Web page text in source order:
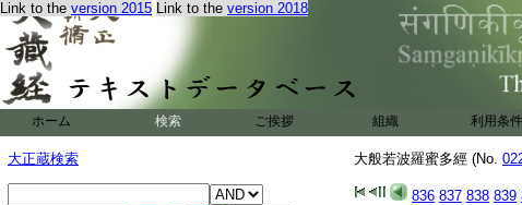
Link to the version 2015 Link to the version 2018
ホーム 検索 ご挨拶 組織 利用条件
大正蔵検索 大般若波羅蜜多經 (No.
836 837 838 839
名眼觸實際相。無耳鼻
鼻舌身意觸實際相。諸
知當於中學。於一切法
世尊。云何眼觸爲縁所生
何耳鼻舌身意觸爲縁所
菩薩摩訶薩如實了知而
如實了知略廣之相。善現
諸受際是名眼觸爲縁所生
耳鼻舌身意觸爲縁所生諸
身意觸爲縁所生諸受實際